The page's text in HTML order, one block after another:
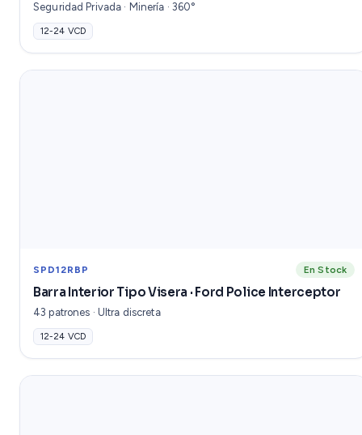
Seguridad Privada · Minería · 360°
12-24 VCD
SPD12RBP En Stock
Barra Interior Tipo Visera · Ford Police Interceptor
43 patrones · Ultra discreta
12-24 VCD